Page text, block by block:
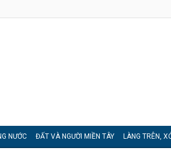
NƯỚC ĐẤT VÀ NGƯỜI MIỀN TÂY LÀNG TRÊN,